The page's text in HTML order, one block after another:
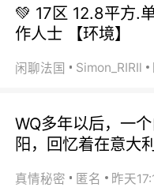
💚 17区 12.8平方.
作人士 【环境】
闲聊法国 Simon_RIRIl
WQ多年以后，一
阳，回忆着在意大
真情秘密 匿名 昨天